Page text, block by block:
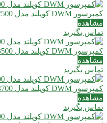
کمپرسور DWM کوپلند مدل 4DH-2500 (دیسکاس)
مشاهده
تماس بگیرید
کمپرسور DWM کوپلند مدل 6DH-3500 (دیسکاس)
مشاهده
تماس بگیرید
کمپرسور DWM کوپلند مدل 8DL-3700 (دیسکاس)
مشاهده
تماس بگیرید